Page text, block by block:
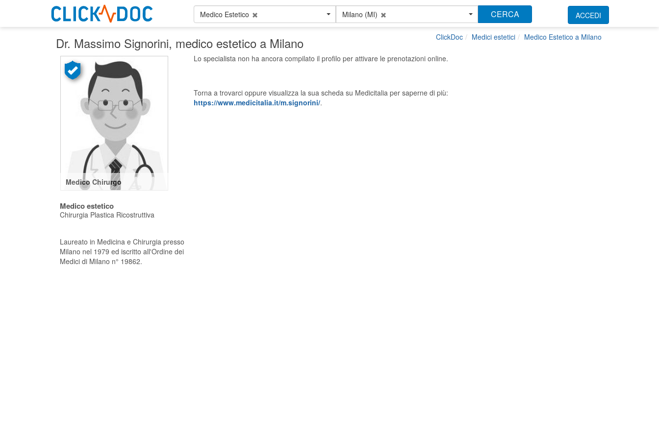
Medico Estetico Milano (MI) CERCA ACCEDI
Dr. Massimo Signorini, medico estetico a Milano ClickDoc Medici estetici Medico Estetico a Milano
Medico Chirurgo
Medico estetico
Chirurgia Plastica Ricostruttiva
Laureato in Medicina e Chirurgia presso
Milano nel 1979 ed iscritto all'Ordine dei
Medici di Milano n° 19862.
Lo specialista non ha ancora compilato il profilo per attivare le prenotazioni online.
Torna a trovarci oppure visualizza la sua scheda su Medicitalia per saperne di più:
https://www.medicitalia.it/m.signorini/.